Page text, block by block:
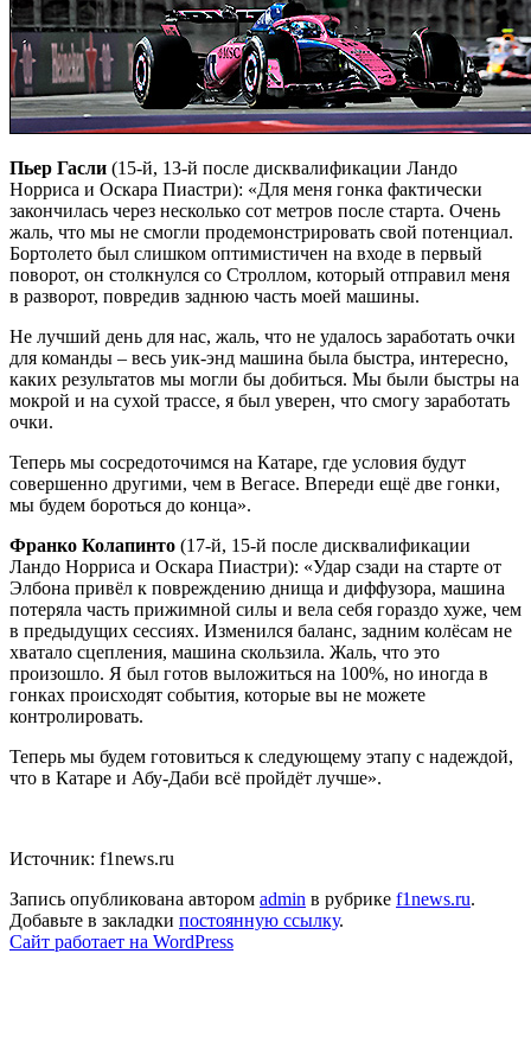
Пьер Гасли (15-й, 13-й после дисквалификации Ландо
Норриса и Оскара Пиастри): «Для меня гонка фактически
закончилась через несколько сот метров после старта. Очень
жаль, что мы не смогли продемонстрировать свой потенциал.
Бортолето был слишком оптимистичен на входе в первый
поворот, он столкнулся со Строллом, который отправил меня
в разворот, повредив заднюю часть моей машины.
Не лучший день для нас, жаль, что не удалось заработать очки
для команды – весь уик-энд машина была быстра, интересно,
каких результатов мы могли бы добиться. Мы были быстры на
мокрой и на сухой трассе, я был уверен, что смогу заработать
очки.
Теперь мы сосредоточимся на Катаре, где условия будут
совершенно другими, чем в Вегасе. Впереди ещё две гонки,
мы будем бороться до конца».
Франко Колапинто (17-й, 15-й после дисквалификации
Ландо Норриса и Оскара Пиастри): «Удар сзади на старте от
Элбона привёл к повреждению днища и диффузора, машина
потеряла часть прижимной силы и вела себя гораздо хуже, чем
в предыдущих сессиях. Изменился баланс, задним колёсам не
хватало сцепления, машина скользила. Жаль, что это
произошло. Я был готов выложиться на 100%, но иногда в
гонках происходят события, которые вы не можете
контролировать.
Теперь мы будем готовиться к следующему этапу с надеждой,
что в Катаре и Абу-Даби всё пройдёт лучше».
Источник: f1news.ru
Запись опубликована автором admin в рубрике f1news.ru.
Добавьте в закладки постоянную ссылку.
Сайт работает на WordPress